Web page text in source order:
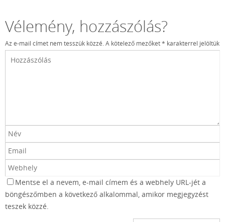
Vélemény, hozzászólás?
Az e-mail címet nem tesszük közzé.A kötelező mezőket* karakterrel jelöltük
Mentse el a nevem, e-mail címem és a webhely URL-jét a
böngészőmben a következő alkalommal, amikor megjegyzést
teszek közzé.